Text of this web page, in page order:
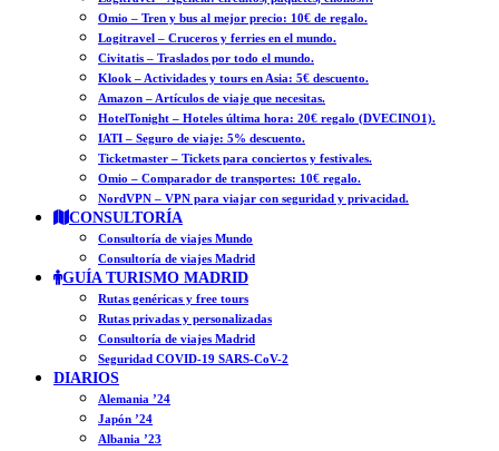
Omio – Tren y bus al mejor precio: 10€ de regalo.
Logitravel – Cruceros y ferries en el mundo.
Civitatis – Traslados por todo el mundo.
Klook – Actividades y tours en Asia: 5€ descuento.
Amazon – Artículos de viaje que necesitas.
HotelTonight – Hoteles última hora: 20€ regalo (DVECINO1).
IATI – Seguro de viaje: 5% descuento.
Ticketmaster – Tickets para conciertos y festivales.
Omio – Comparador de transportes: 10€ regalo.
NordVPN – VPN para viajar con seguridad y privacidad.
CONSULTORÍA
Consultoría de viajes Mundo
Consultoría de viajes Madrid
GUÍA TURISMO MADRID
Rutas genéricas y free tours
Rutas privadas y personalizadas
Consultoría de viajes Madrid
Seguridad COVID-19 SARS-CoV-2
DIARIOS
Alemania ’24
Japón ’24
Albania ’23